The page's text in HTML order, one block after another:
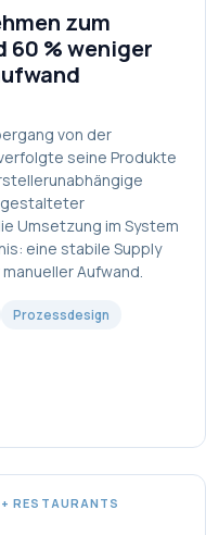
zum
60 % weniger
von der
seine Produkte
gestalteter
Umsetzung im System
eine stabile Supply
Aufwand.
Prozessdesign
RESTAURANTS